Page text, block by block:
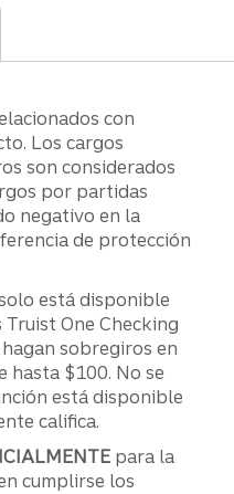
con
Los cargos
son considerados
por partidas
negativo en la
de protección
está disponible
One Checking
sobregiros en
hasta $100. No se
está disponible
califica.
para la
cumplirse los